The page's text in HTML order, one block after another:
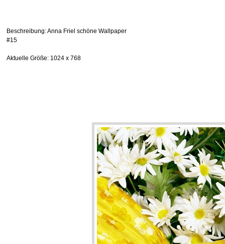
Beschreibung: Anna Friel schöne Wallpaper
#15
Aktuelle Größe: 1024 x 768